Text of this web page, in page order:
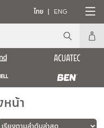
ไทย ENG
หน้า